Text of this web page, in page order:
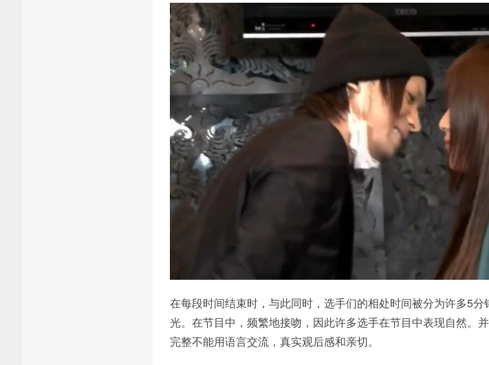
在每段时间结束时，与此同时，选手们的相处时间被分为许多5
光。在节目中，频繁地接吻，因此许多选手在节目中表现自然。
完整不能用语言交流，真实观后感和亲切。